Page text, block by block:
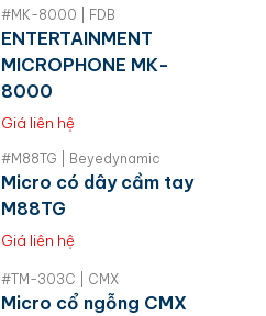
#MK-8000 | FDB
ENTERTAINMENT
MICROPHONE MK-
8000
Giá liên hệ
#M88TG | Beyedynamic
Micro có dây cầm tay
M88TG
Giá liên hệ
#TM-303C | CMX
Micro cổ ngỗng CMX